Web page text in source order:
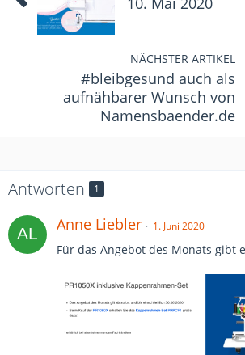
NÄCHSTER ARTIKEL
#bleibgesund auch als
aufnähbarer Wunsch von
Namensbaender.de
Antworten 1
Anne Liebler 1. Juni 2020
Für das Angebot des Monats gibt